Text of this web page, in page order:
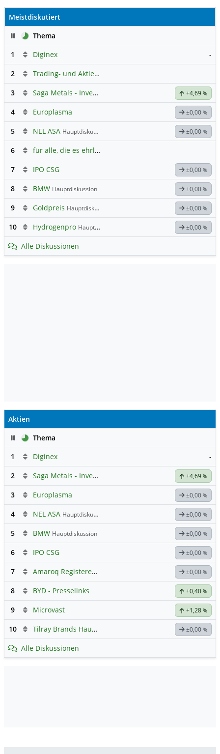
Meistdiskutiert
PauseThema
1
Diginex -
2 Trading- und Aktien-Chat
3 Saga Metals - Investieren? +4,69 %
4 Europlasma ±0,00 %
5 NEL ASA Hauptdiskussion ±0,00 %
6 für alle, die es ehrlich meinen beim Traden.
7 IPO CSG ±0,00 %
8 BMW Hauptdiskussion ±0,00 %
9 Goldpreis Hauptdiskussion ±0,00 %
10 Hydrogenpro Hauptdiskussion ±0,00 %
Alle Diskussionen
Aktien
PauseThema
1
Diginex -
2 Saga Metals - Investieren? +4,69 %
3 Europlasma ±0,00 %
4 NEL ASA Hauptdiskussion ±0,00 %
5 BMW Hauptdiskussion ±0,00 %
6 IPO CSG ±0,00 %
7 Amaroq Registered ±0,00 %
8 BYD - Presselinks +0,40 %
9 Microvast +1,28 %
10 Tilray Brands Hauptforum ±0,00 %
Alle Diskussionen